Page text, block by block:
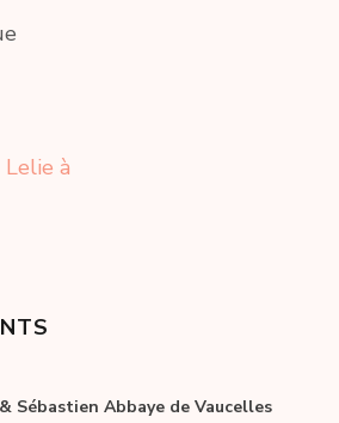
Lelie à
Sébastien Abbaye de Vaucelles